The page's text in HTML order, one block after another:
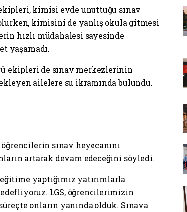
kimisi evde unuttuğu sınav
kimisini de yanlış okula gitmesi
hızlı müdahalesi sayesinde
yaşamadı.
ekipleri de sınav merkezlerinin
ailelere su ikramında bulundu.
sınav heyecanını
artarak devam edeceğini söyledi.
yaptığımız yatırımlarla
LGS, öğrencilerimizin
onların yanında olduk. Sınava